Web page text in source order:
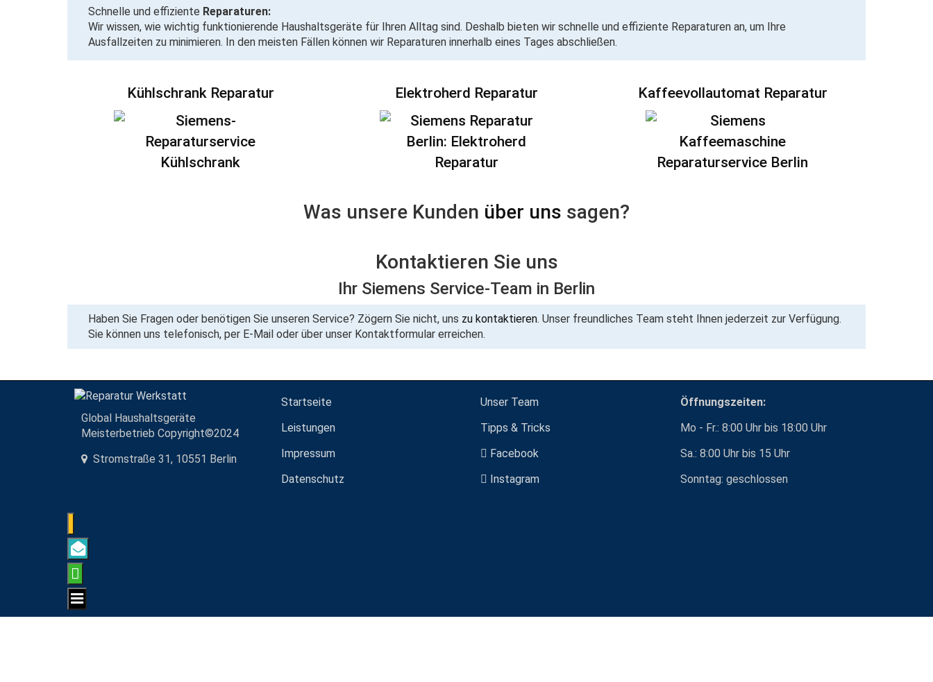
Schnelle und effiziente Reparaturen:
Wir wissen, wie wichtig funktionierende Haushaltsgeräte für Ihren Alltag sind. Deshalb bieten wir schnelle und effiziente Reparaturen an, um Ihre
Ausfallzeiten zu minimieren. In den meisten Fällen können wir Reparaturen innerhalb eines Tages abschließen.
Kühlschrank Reparatur Elektroherd Reparatur Kaffeevollautomat Reparatur
Was unsere Kunden über uns sagen?
Kontaktieren Sie uns
Ihr Siemens Service-Team in Berlin
Haben Sie Fragen oder benötigen Sie unseren Service? Zögern Sie nicht, uns zu kontaktieren. Unser freundliches Team steht Ihnen jederzeit zur Verfügung.
Sie können uns telefonisch, per E-Mail oder über unser Kontaktformular erreichen.
Global Haushaltsgeräte
Meisterbetrieb Copyright©2024
Stromstraße 31, 10551 Berlin
Startseite
Leistungen
Impressum
Datenschutz
Unser Team
Tipps & Tricks
Facebook
Instagram
Öffnungszeiten:
Mo - Fr.: 8:00 Uhr bis 18:00 Uhr
Sa.: 8:00 Uhr bis 15 Uhr
Sonntag: geschlossen